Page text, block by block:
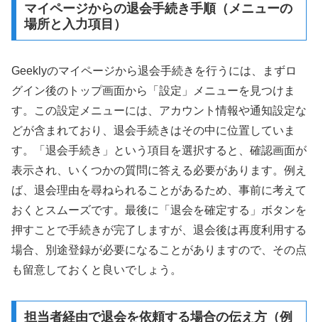
マイページからの退会手続き手順（メニューの
場所と入力項目）
Geeklyのマイページから退会手続きを行うには、まずロ
グイン後のトップ画面から「設定」メニューを見つけま
す。この設定メニューには、アカウント情報や通知設定な
どが含まれており、退会手続きはその中に位置していま
す。「退会手続き」という項目を選択すると、確認画面が
表示され、いくつかの質問に答える必要があります。例え
ば、退会理由を尋ねられることがあるため、事前に考えて
おくとスムーズです。最後に「退会を確定する」ボタンを
押すことで手続きが完了しますが、退会後は再度利用する
場合、別途登録が必要になることがありますので、その点
も留意しておくと良いでしょう。
担当者経由で退会を依頼する場合の伝え方（例